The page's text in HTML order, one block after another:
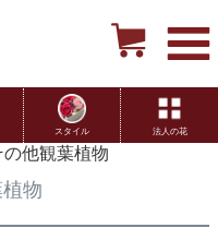
スタイル 法人の花
の他観葉植物
物